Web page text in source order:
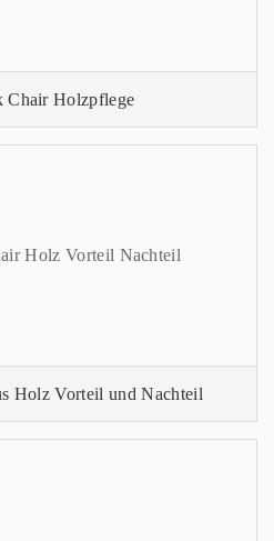
Chair Holzpflege
Holz Vorteil und Nachteil